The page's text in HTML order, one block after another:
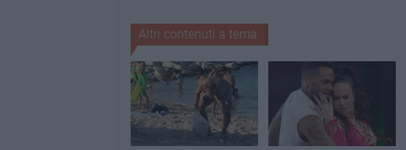
Altri contenuti a tema